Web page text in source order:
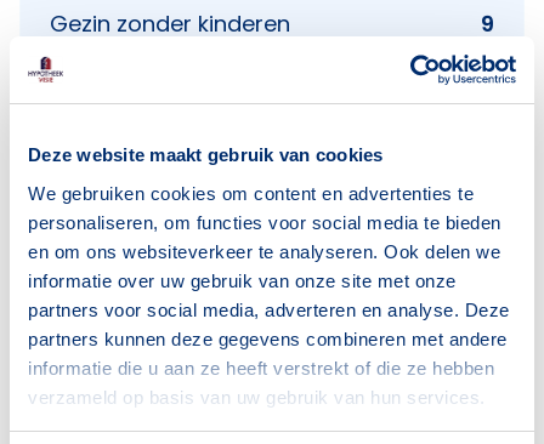
Deze website maakt gebruik van cookies
We gebruiken cookies om content en advertenties te
personaliseren, om functies voor social media te bieden
en om ons websiteverkeer te analyseren. Ook delen we
informatie over uw gebruik van onze site met onze
partners voor social media, adverteren en analyse. Deze
partners kunnen deze gegevens combineren met andere
informatie die u aan ze heeft verstrekt of die ze hebben
verzameld op basis van uw gebruik van hun services.
Gezin zonder kinderen
9
Gezin met kinderen
6
Bron: CBS
Voorzieningen in De Suikerzijde
Deze wijk heeft het allemaal voor je. Zo vind je
er: